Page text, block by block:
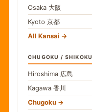
Osaka 大阪
Kyoto 京都
All Kansai
CHUGOKU / SHIKOKU
Hiroshima 広島
Kagawa 香川
Chugoku